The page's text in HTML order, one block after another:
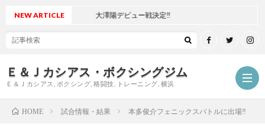
Ｅ＆Ｊカシアス・ボクシングジム
Ｅ＆Ｊカシアス, ボクシング, 格闘技, トレーニング, 横浜
NEW ARTICLE 大澤陽デビュー戦決定‼
HOME 試合情報・結果 本多俊介フェニックスバトルに出場‼